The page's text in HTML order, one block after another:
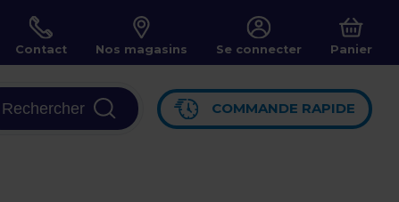
Contact Nos magasins Se connecter Panier
Rechercher COMMANDE RAPIDE